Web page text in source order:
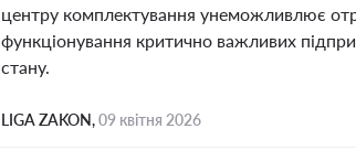
центру комплектування унеможливлює
функціонування критично важливих
стану.
LIGA ZAKON,09 квітня 2026